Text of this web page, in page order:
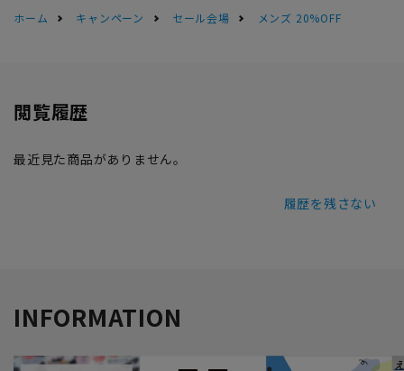
ホーム キャンペーン セール会場 メンズ 20%OFF
閲覧履歴
最近見た商品がありません。
履歴を残さない
INFORMATION